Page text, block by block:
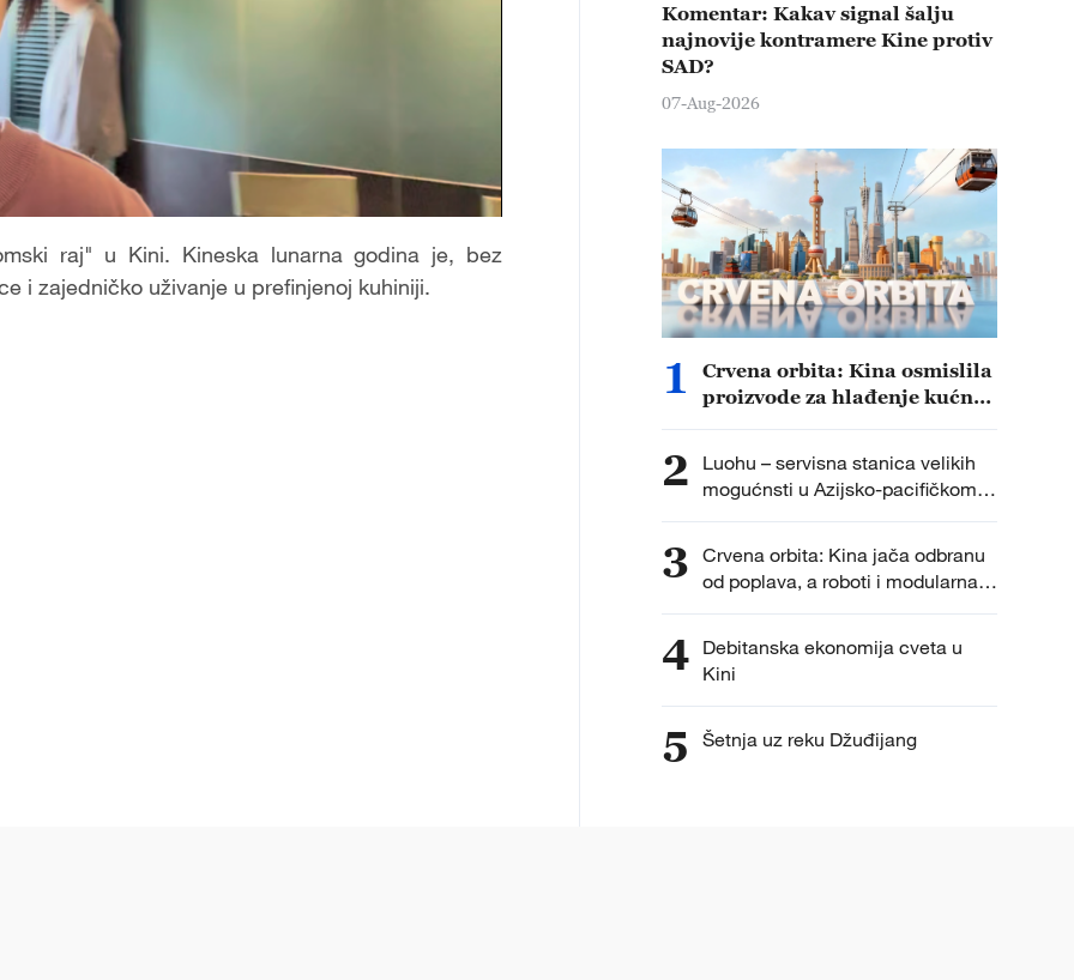
raj" u Kini. Kineska lunarna godina je, bez
i zajedničko uživanje u prefinjenoj kuhiniji.
Komentar: Kakav signal šalju
najnovije kontramere Kine protiv
SAD?
07-Aug-2026
1
Crvena orbita: Kina osmislila
proizvode za hlađenje kućnih
tvorca
2
Luohu – servisna stanica velikih
mogućnsti u Azijsko-pacifičkom
regionu
3 Crvena orbita: Kina jača odbranu
od poplava, a roboti i modularna
gradnja osvajaju svet
4 Debitanska ekonomija cveta u
Kini
5 Šetnja uz reku Džuđijang